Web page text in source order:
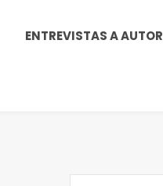
ENTREVISTAS A